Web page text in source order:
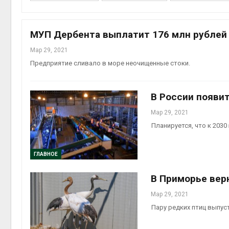
МУП Дербента выплатит 176 млн
Мар 29, 2021
Предприятие сливало в море неочищенные стоки.
ГЛАВНОЕ
В России
Мар 29, 2021
Планируется, что к
В Приморье
Мар 29, 2021
Пару редких птиц
Авг 7,
пены